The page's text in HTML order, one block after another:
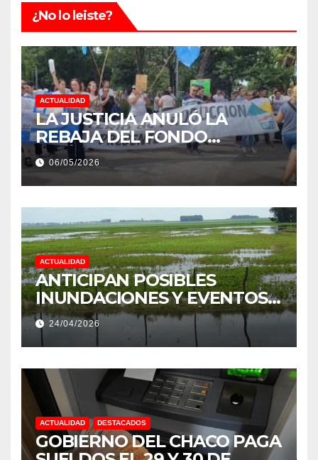
¿No lo leiste?
ACTUALIDAD
LA JUSTICIA ANULÓ LA
REBAJA DEL FONDO
ESTÍMULO A EMPLEADOS DE
PRODUCCIÓN DE LA
PROVINCIA DEL CHACO
06/05/2026
ACTUALIDAD
ANTICIPAN POSIBLES
INUNDACIONES Y EVENTOS
EXTREMOS: “PODRÍA SER UN
NIÑO MUY IMPORTANTE”
24/04/2026
ACTUALIDAD DESTACADOS
GOBIERNO DEL CHACO PAGA